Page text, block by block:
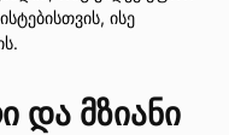
ისე
და მზიანი